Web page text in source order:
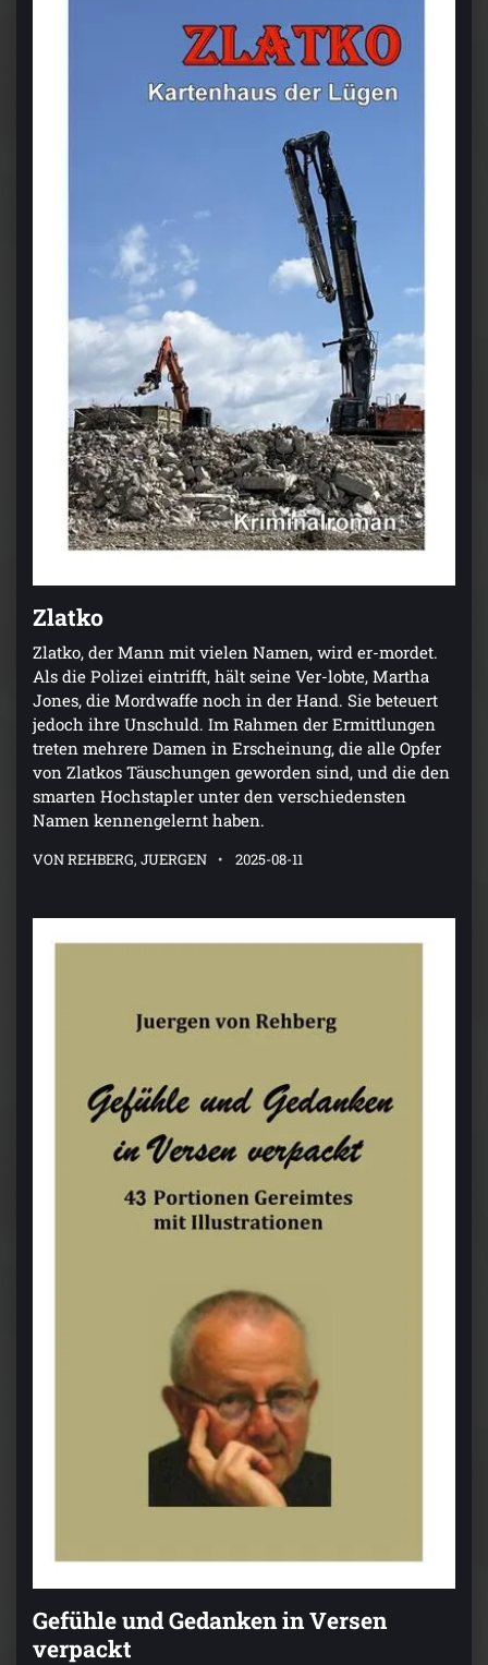
Zlatko
Zlatko, der Mann mit vielen Namen, wird er-mordet.
Als die Polizei eintrifft, hält seine Ver-lobte, Martha
Jones, die Mordwaffe noch in der Hand. Sie beteuert
jedoch ihre Unschuld. Im Rahmen der Ermittlungen
treten mehrere Damen in Erscheinung, die alle Opfer
von Zlatkos Täuschungen geworden sind, und die den
smarten Hochstapler unter den verschiedensten
Namen kennengelernt haben.
VON REHBERG, JUERGEN 2025-08-11
Gefühle und Gedanken in Versen
verpackt